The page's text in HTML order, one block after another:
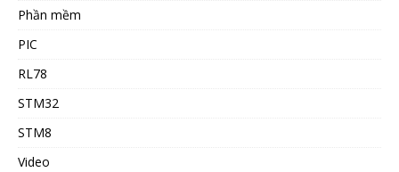
Phần mềm
PIC
RL78
STM32
STM8
Video